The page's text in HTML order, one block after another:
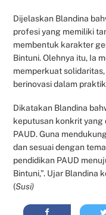
Dijelaskan Blandina
profesi yang memiliki
membentuk karakter
Bintuni. Olehnya itu, Ia
memperkuat
berinovasi dalam
Dikatakan Blandina
keputusan konkrit yang
PAUD. Guna
dan sesuai dengan
pendidikan PAUD
Bintuni,”. Ujar Blandina
(Susi)